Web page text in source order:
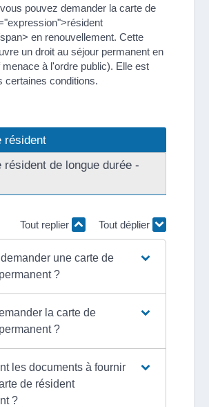
pouvez demander la carte de
en renouvellement. Cette
un droit au séjour permanent en
à l'ordre public). Elle est
certaines conditions.
résident
résident de longue durée -
Tout replier Tout déplier
une carte de
?
la carte de
?
les documents à fournir
de résident
?